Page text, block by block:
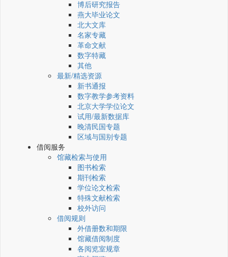
博后研究报告
燕大毕业论文
北大文库
名家专藏
革命文献
数字特藏
其他
最新/精选资源
新书通报
数字教学参考资料
北京大学学位论文
试用/最新数据库
晚清民国专题
区域与国别专题
借阅服务
馆藏检索与使用
图书检索
期刊检索
学位论文检索
特殊文献检索
校外访问
借阅规则
外借册数和期限
馆藏借阅制度
各阅览室规章